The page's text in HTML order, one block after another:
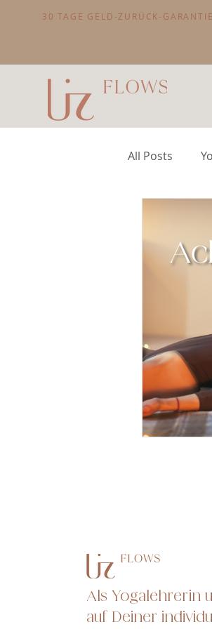
30 TAGE GELD-ZURÜCK-GARANTIE
All Posts
Als Yogalehrerin
auf Deiner